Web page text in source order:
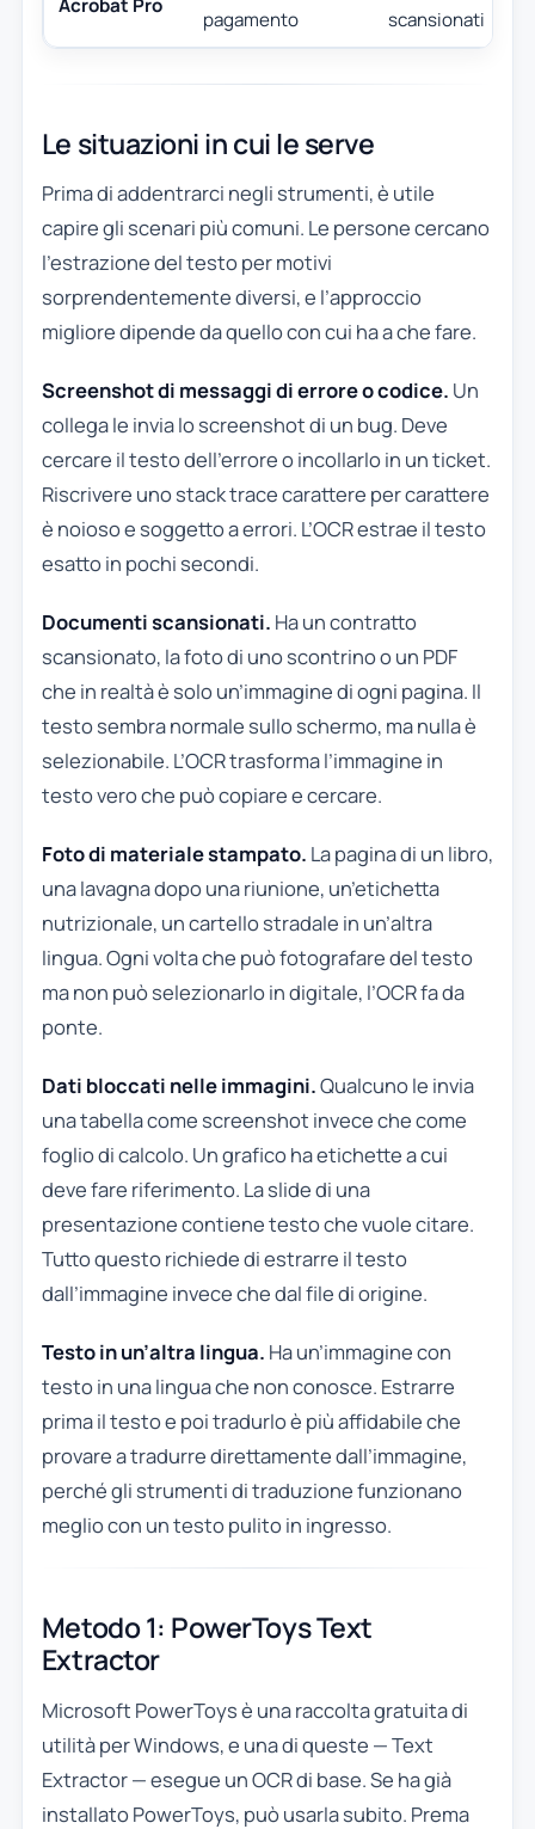
Acrobat Pro
pagamento
scansionati
Le situazioni in cui le serve
Prima di addentrarci negli strumenti, è utile
capire gli scenari più comuni. Le persone cercano
l’estrazione del testo per motivi
sorprendentemente diversi, e l’approccio
migliore dipende da quello con cui ha a che fare.
Screenshot di messaggi di errore o codice. Un
collega le invia lo screenshot di un bug. Deve
cercare il testo dell’errore o incollarlo in un ticket.
Riscrivere uno stack trace carattere per carattere
è noioso e soggetto a errori. L’OCR estrae il testo
esatto in pochi secondi.
Documenti scansionati. Ha un contratto
scansionato, la foto di uno scontrino o un PDF
che in realtà è solo un’immagine di ogni pagina. Il
testo sembra normale sullo schermo, ma nulla è
selezionabile. L’OCR trasforma l’immagine in
testo vero che può copiare e cercare.
Foto di materiale stampato. La pagina di un libro,
una lavagna dopo una riunione, un’etichetta
nutrizionale, un cartello stradale in un’altra
lingua. Ogni volta che può fotografare del testo
ma non può selezionarlo in digitale, l’OCR fa da
ponte.
Dati bloccati nelle immagini.Qualcuno le invia
una tabella come screenshot invece che come
foglio di calcolo. Un grafico ha etichette a cui
deve fare riferimento. La slide di una
presentazione contiene testo che vuole citare.
Tutto questo richiede di estrarre il testo
dall’immagine invece che dal file di origine.
Testo in un’altra lingua. Ha un’immagine con
testo in una lingua che non conosce. Estrarre
prima il testo e poi tradurlo è più affidabile che
provare a tradurre direttamente dall’immagine,
perché gli strumenti di traduzione funzionano
meglio con un testo pulito in ingresso.
Metodo 1: PowerToys Text
Extractor
Microsoft PowerToys è una raccolta gratuita di
utilità per Windows, e una di queste — Text
Extractor — esegue un OCR di base. Se ha già
installato PowerToys, può usarla subito. Prema